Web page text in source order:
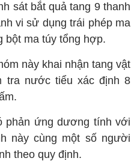
sát bắt quả tang 9 thanh
vi sử dụng trái phép ma
bột ma túy tổng hợp.
này khai nhận tang vật
tra nước tiểu xác định 8
phản ứng dương tính với
này cùng một số người
theo quy định.